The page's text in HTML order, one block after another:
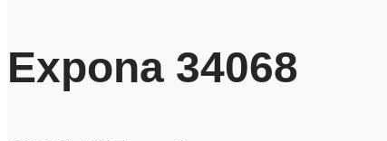
Expona 34068